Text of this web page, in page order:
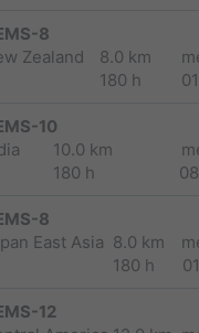
8
Zealand
8.0 km
180 h
10
10.0 km
180 h
8
East Asia 8.0 km
180 h
12